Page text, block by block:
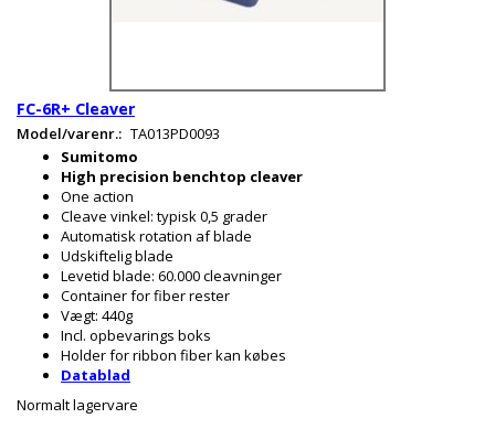
FC-6R+ Cleaver
Model/varenr.: TA013PD0093
Sumitomo
High precision benchtop cleaver
One action
Cleave vinkel: typisk 0,5 grader
Automatisk rotation af blade
Udskiftelig blade
Levetid blade: 60.000 cleavninger
Container for fiber rester
Vægt: 440g
Incl. opbevarings boks
Holder for ribbon fiber kan købes
Datablad
Normalt lagervare